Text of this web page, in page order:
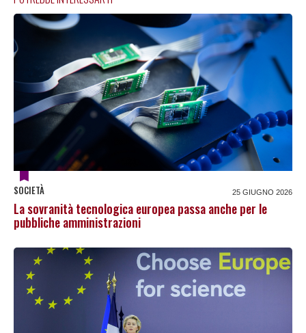
SOCIETÀ 25 GIUGNO 2026
La sovranità tecnologica europea passa anche per le
pubbliche amministrazioni